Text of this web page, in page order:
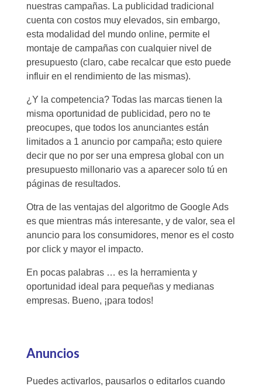
nuestras campañas. La publicidad tradicional
cuenta con costos muy elevados, sin embargo,
esta modalidad del mundo online, permite el
montaje de campañas con cualquier nivel de
presupuesto (claro, cabe recalcar que esto puede
influir en el rendimiento de las mismas).
¿Y la competencia? Todas las marcas tienen la
misma oportunidad de publicidad, pero no te
preocupes, que todos los anunciantes están
limitados a 1 anuncio por campaña; esto quiere
decir que no por ser una empresa global con un
presupuesto millonario vas a aparecer solo tú en
páginas de resultados.
Otra de las ventajas del algoritmo de Google Ads
es que mientras más interesante, y de valor, sea el
anuncio para los consumidores, menor es el costo
por click y mayor el impacto.
En pocas palabras … es la herramienta y
oportunidad ideal para pequeñas y medianas
empresas. Bueno, ¡para todos!
Anuncios
Puedes activarlos, pausarlos o editarlos cuando